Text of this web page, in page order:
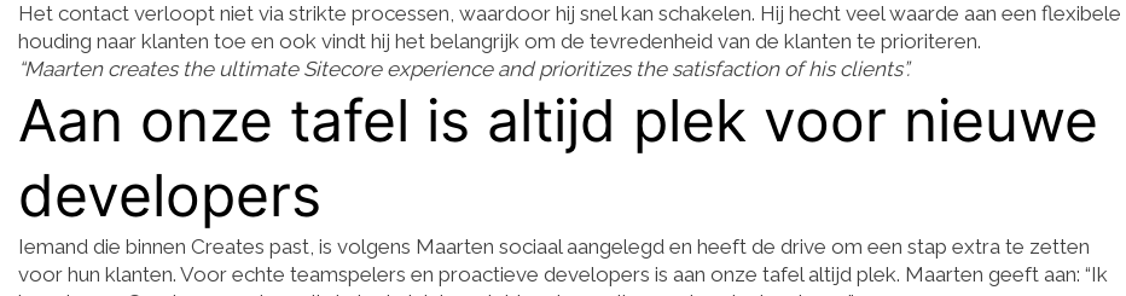
Het contact verloopt niet via strikte processen, waardoor hij snel kan schakelen. Hij hecht veel waarde aan een flexibele
houding naar klanten toe en ook vindt hij het belangrijk om de tevredenheid van de klanten te prioriteren.
“Maarten creates the ultimate Sitecore experience and prioritizes the satisfaction of his clients”.
Aan onze tafel is altijd plek voor nieuwe
developers
Iemand die binnen Creates past, is volgens Maarten sociaal aangelegd en heeft de drive om een stap extra te zetten
voor hun klanten. Voor echte teamspelers en proactieve developers is aan onze tafel altijd plek. Maarten geeft aan: “Ik